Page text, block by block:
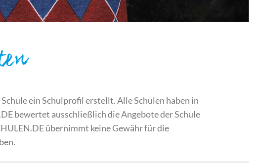
ein Schulprofil erstellt. Alle Schulen haben in
bewertet ausschließlich die Angebote der Schule
übernimmt keine Gewähr für die